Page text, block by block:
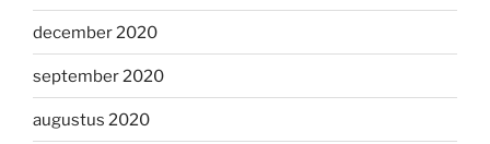
december 2020
september 2020
augustus 2020